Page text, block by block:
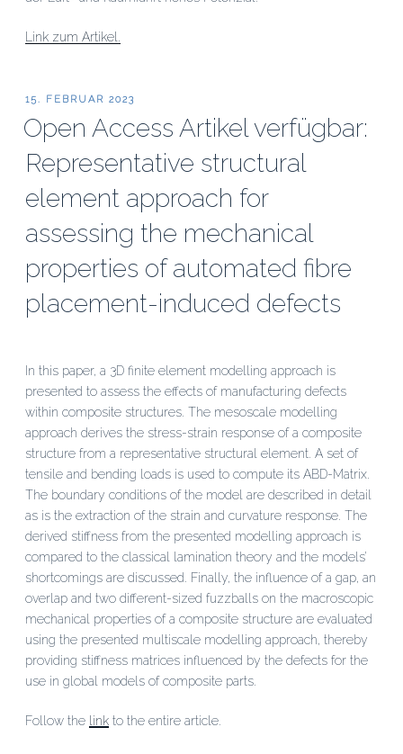
Link zum Artikel.
VERÖFFENTLICHT
15. FEBRUAR 2023
Open Access Artikel verfügbar:
Representative structural
element approach for
assessing the mechanical
properties of automated fibre
placement-induced defects
In this paper, a 3D finite element modelling approach is
presented to assess the effects of manufacturing defects
within composite structures. The mesoscale modelling
approach derives the stress-strain response of a composite
structure from a representative structural element. A set of
tensile and bending loads is used to compute its ABD-Matrix.
The boundary conditions of the model are described in detail
as is the extraction of the strain and curvature response. The
derived stiffness from the presented modelling approach is
compared to the classical lamination theory and the models’
shortcomings are discussed. Finally, the influence of a gap, an
overlap and two different-sized fuzzballs on the macroscopic
mechanical properties of a composite structure are evaluated
using the presented multiscale modelling approach, thereby
providing stiffness matrices influenced by the defects for the
use in global models of composite parts.
Follow the link to the entire article.